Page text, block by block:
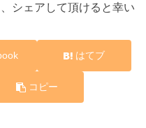
シェアして頂けると幸い
はてブ
コピー